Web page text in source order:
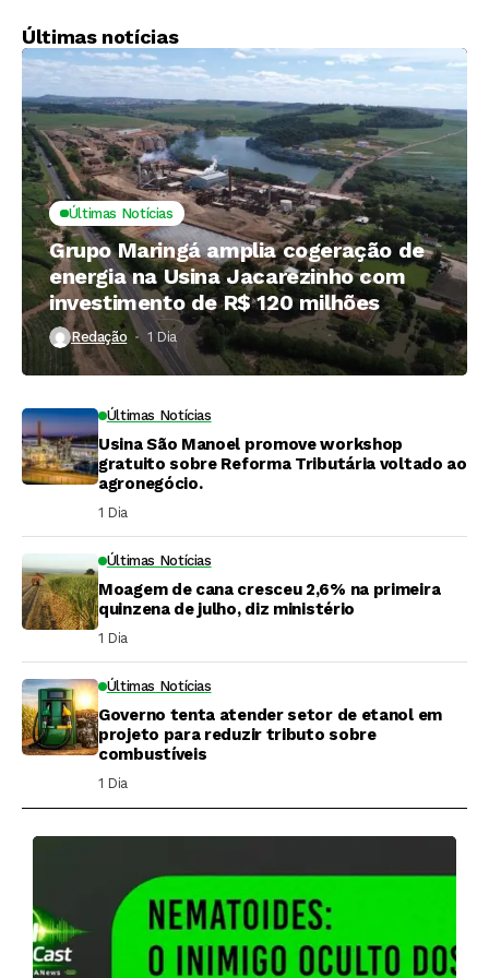
Últimas notícias
Últimas Notícias
Grupo Maringá amplia cogeração de
energia na Usina Jacarezinho com
investimento de R$ 120 milhões
Redação 1 Dia ⁮
Últimas Notícias
Usina São Manoel promove workshop
gratuito sobre Reforma Tributária voltado ao
agronegócio.
1 Dia ⁮
Últimas Notícias
Moagem de cana cresceu 2,6% na primeira
quinzena de julho, diz ministério
1 Dia ⁮
Últimas Notícias
Governo tenta atender setor de etanol em
projeto para reduzir tributo sobre
combustíveis
1 Dia ⁮